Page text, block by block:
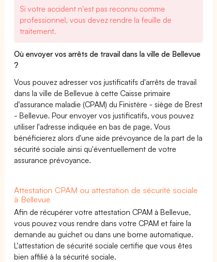
Si votre accident n'est pas reconnu comme
professionnel, vous devez rendre la feuille de
traitement.
Où envoyer vos arrêts de travail dans la ville de Bellevue
?
Vous pouvez adresser vos justificatifs d'arrêts de travail
dans la ville de Bellevue à cette Caisse primaire
d'assurance maladie (CPAM) du Finistère - siège de Brest
- Bellevue. Pour envoyer vos justificatifs, vous pouvez
utiliser l'adresse indiquée en bas de page. Vous
bénéficierez alors d'une aide prévoyance de la part de la
sécurité sociale ainsi qu'éventuellement de votre
assurance prévoyance.
Attestation CPAM ou attestation de sécurité sociale
à Bellevue
Afin de récupérer votre attestation CPAM à Bellevue,
vous pouvez vous rendre dans votre CPAM et faire la
demande au guichet ou dans une borne automatique.
L'attestation de sécurité sociale certifie que vous êtes
bien affilié à la sécurité sociale.